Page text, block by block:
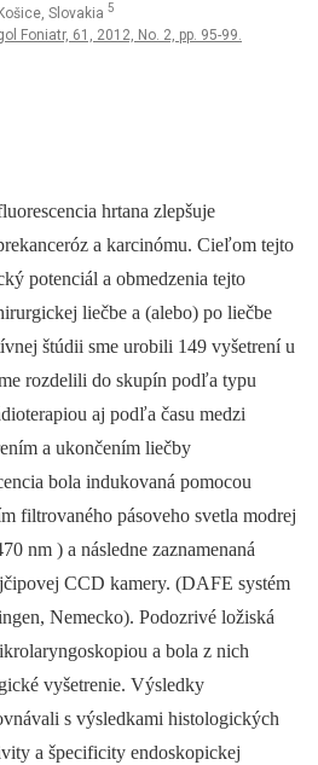
Slovakia 5
Foniatr, 61, 2012, No. 2, pp. 95-99.
hrtana zlepšuje
a karcinómu. Cieľom tejto
potenciál a obmedzenia tejto
liečbe a (alebo) po liečbe
štúdii sme urobili 149 vyšetrení u
rozdelili do skupín podľa typu
aj podľa času medzi
a ukončením liečby
bola indukovaná pomocou
filtrovaného pásoveho svetla modrej
nm ) a následne zaznamenaná
CCD kamery. (DAFE systém
Nemecko). Podozrivé ložiská
a bola z nich
vyšetrenie. Výsledky
s výsledkami histologických
a špecificity endoskopickej